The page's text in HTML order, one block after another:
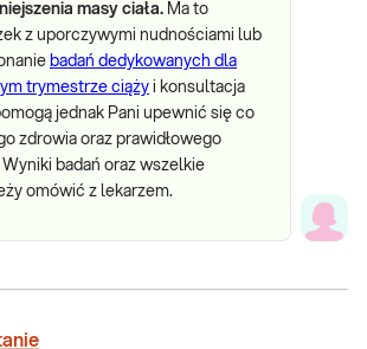
masy ciała. Ma to
z uporczywymi nudnościami lub
badań dedykowanych dla
trymestrze ciąży i konsultacja
jednak Pani upewnić się co
zdrowia oraz prawidłowego
badań oraz wszelkie
omówić z lekarzem.